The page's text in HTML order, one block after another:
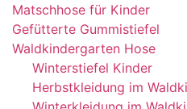
Matschhose für Kinder
Gefütterte Gummistiefel
Waldkindergarten Hose
Winterstiefel Kinder
Herbstkleidung im